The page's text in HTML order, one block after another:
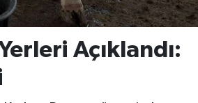
Açıklandı: